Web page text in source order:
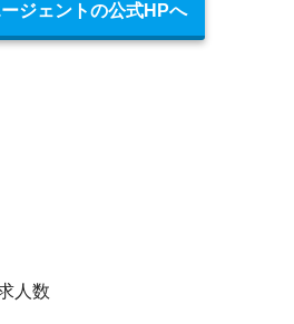
ジェントの公式HPへ
人数